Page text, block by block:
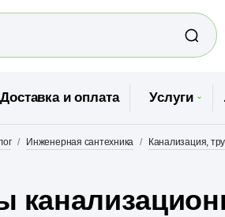
Доставка и оплата Услуги
Инженерная сантехника Канализация,